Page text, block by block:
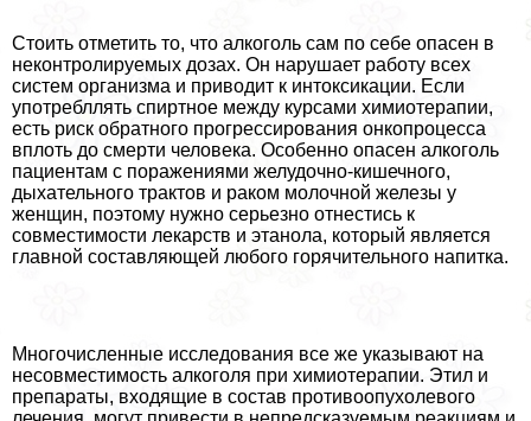
Стоить отметить то, что алкоголь сам по себе опасен в
неконтролируемых дозах. Он нарушает работу всех
систем организма и приводит к интоксикации. Если
употрeбллять спиртное между курсами химиотерапии,
есть риск обратного прогрессирования онкопроцесса
вплоть до cмepти человека. Особенно опасен алкоголь
пациентам с поражениями желудочно-кишечного,
дыхательного тpaктов и paком молочной железы у
женщин, поэтому нужно серьезно отнестись к
совместимости лекарств и этанола, который является
главной составляющей любого горячительного напитка.
Многочисленные исследования все же указывают на
несовместимость алкоголя при химиотерапии. Этил и
препараты, входящие в состав противоопухолевого